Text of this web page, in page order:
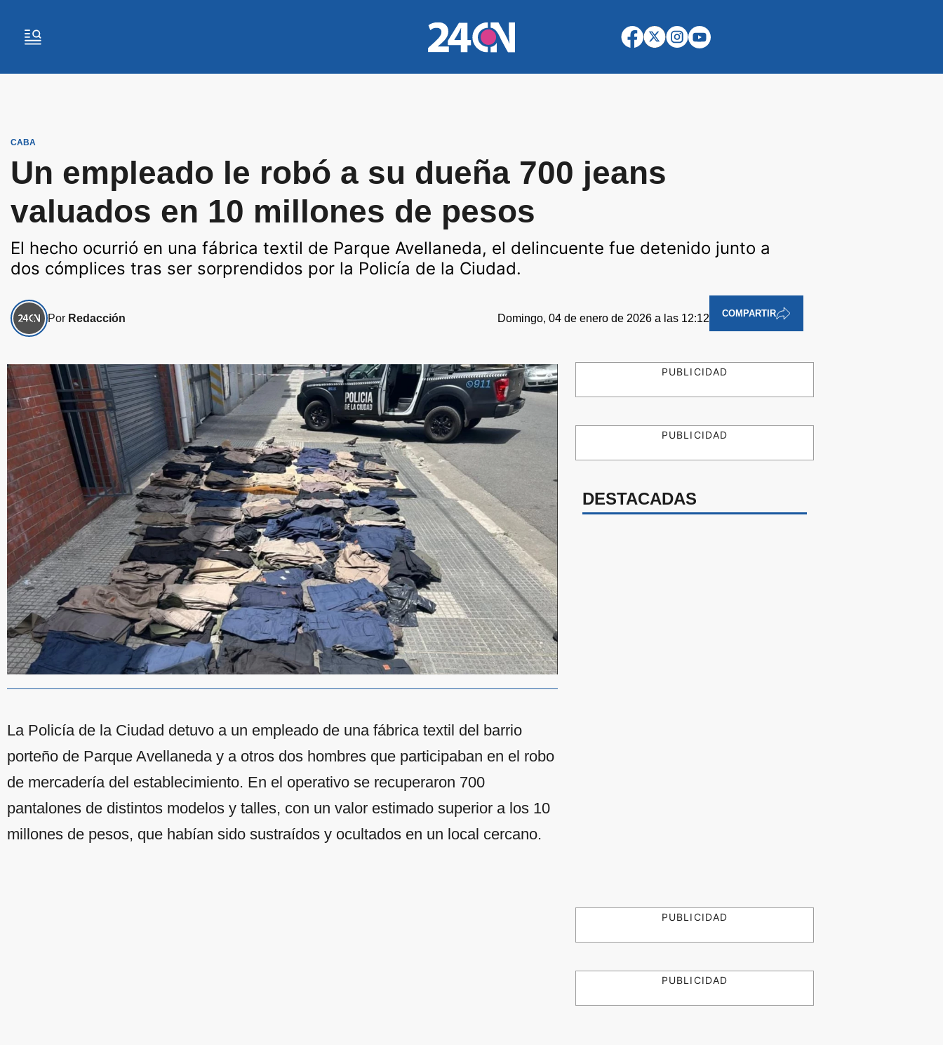
CABA
Un empleado le robó a su dueña 700 jeans
valuados en 10 millones de pesos
El hecho ocurrió en una fábrica textil de Parque Avellaneda, el delincuente fue detenido junto a
dos cómplices tras ser sorprendidos por la Policía de la Ciudad.
Por Redacción Domingo, 04 de enero de 2026 a las 12:12 COMPARTIR
La Policía de la Ciudad detuvo a un empleado de una fábrica textil del barrio
porteño de Parque Avellaneda y a otros dos hombres que participaban en el robo
de mercadería del establecimiento. En el operativo se recuperaron 700
pantalones de distintos modelos y talles, con un valor estimado superior a los 10
millones de pesos, que habían sido sustraídos y ocultados en un local cercano.
PUBLICIDAD
PUBLICIDAD
DESTACADAS
PUBLICIDAD
PUBLICIDAD